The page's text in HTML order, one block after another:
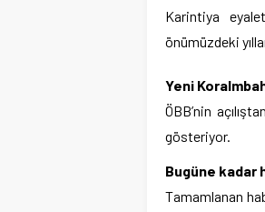
Karintiya
önümüzdeki
Yeni
ÖBB’nin
gösteriyor.
Bugüne kadar
Tamamlanan